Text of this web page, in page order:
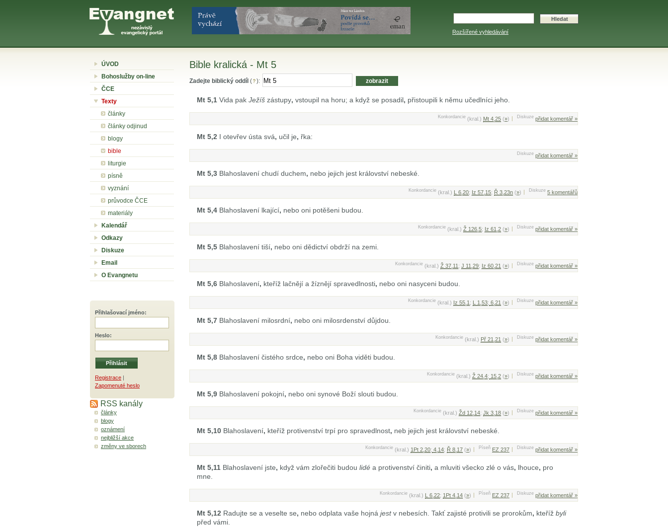
Rozšířené vyhledávání
ÚVOD
Bohoslužby on-line
ČCE
Texty
články
články odjinud
blogy
bible
liturgie
písně
vyznání
průvodce ČCE
materiály
Kalendář
Odkazy
Diskuze
Email
O Evangnetu
Přihlašovací jméno:
Heslo:
Registrace |
Zapomenuté heslo
RSS kanály
články
blogy
oznámení
nejbližší akce
změny ve sborech
Bible kralická - Mt 5
Zadejte biblický oddíl ( ):
Mt 5,1 Vida pak Ježíš zástupy, vstoupil na horu; a když se posadil, přistoupili k němu učedlníci jeho.
Konkordancie (kral.) Mt 4,25 (») Diskuze přidat komentář »
Mt 5,2 I otevřev ústa svá, učil je, řka:
Diskuze přidat komentář »
Mt 5,3 Blahoslavení chudí duchem, nebo jejich jest království nebeské.
Konkordancie (kral.) L 6,20; Iz 57,15; Ř 3,23n (») Diskuze 5 komentářů
Mt 5,4 Blahoslavení lkající, nebo oni potěšeni budou.
Konkordancie (kral.) Ž 126,5; Iz 61,2 (») Diskuze přidat komentář »
Mt 5,5 Blahoslavení tiší, nebo oni dědictví obdrží na zemi.
Konkordancie (kral.) Ž 37,11 ; J 11,29; Iz 60,21 (») Diskuze přidat komentář »
Mt 5,6 Blahoslavení, kteříž lačnějí a žíznějí spravedlnosti, nebo oni nasyceni budou.
Konkordancie (kral.) Iz 55,1 ; L 1,53; 6,21 (») Diskuze přidat komentář »
Mt 5,7 Blahoslavení milosrdní, nebo oni milosrdenství důjdou.
Konkordancie (kral.) Př 21,21 (») Diskuze přidat komentář »
Mt 5,8 Blahoslavení čistého srdce, nebo oni Boha viděti budou.
Konkordancie (kral.) Ž 24,4; 15,2 (») Diskuze přidat komentář »
Mt 5,9 Blahoslavení pokojní, nebo oni synové Boží slouti budou.
Konkordancie (kral.) Žd 12,14; Jk 3,18 (») Diskuze přidat komentář »
Mt 5,10 Blahoslavení, kteříž protivenství trpí pro spravedlnost, neb jejich jest království nebeské.
Konkordancie (kral.) 1Pt 2,20; 4,14; Ř 8,17 (») Píseň EZ 237 Diskuze přidat komentář »
Mt 5,11 Blahoslavení jste, když vám zlořečiti budou lidé a protivenství činiti, a mluviti všecko zlé o vás, lhouce, pro
mne.
Konkordancie (kral.) L 6,22; 1Pt 4,14 (») Píseň EZ 237 Diskuze přidat komentář »
Mt 5,12 Radujte se a veselte se, nebo odplata vaše hojná jestv nebesích. Takť zajisté protivili se prorokům, kteříž byli
před vámi.